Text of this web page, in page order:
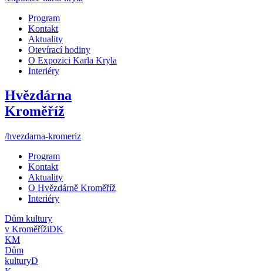
Program
Kontakt
Aktuality
Otevírací hodiny
O Expozici Karla Kryla
Interiéry
Hvězdárna
Kroměříž
/hvezdarna-kromeriz
Program
Kontakt
Aktuality
O Hvězdárně Kroměříž
Interiéry
Dům kultury
v KroměřížiDK
KM
Dům
kulturyD